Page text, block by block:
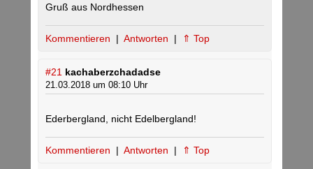
Gruß aus Nordhessen
Kommentieren | Antworten | ⇑ Top
#21 kachaberzchadadse
21.03.2018 um 08:10 Uhr
Ederbergland, nicht Edelbergland!
Kommentieren | Antworten | ⇑ Top